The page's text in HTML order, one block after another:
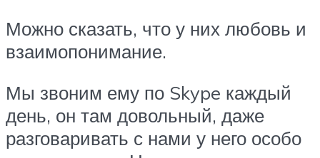
Можно сказать, что у них любовь и
взаимопонимание.
Мы звоним ему по Skype каждый
день, он там довольный, даже
разговаривать с нами у него особо